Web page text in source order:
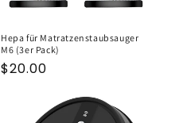
Hepa für Matratzenstaubsauger
M6 (3er Pack)
Normaler
$20.00